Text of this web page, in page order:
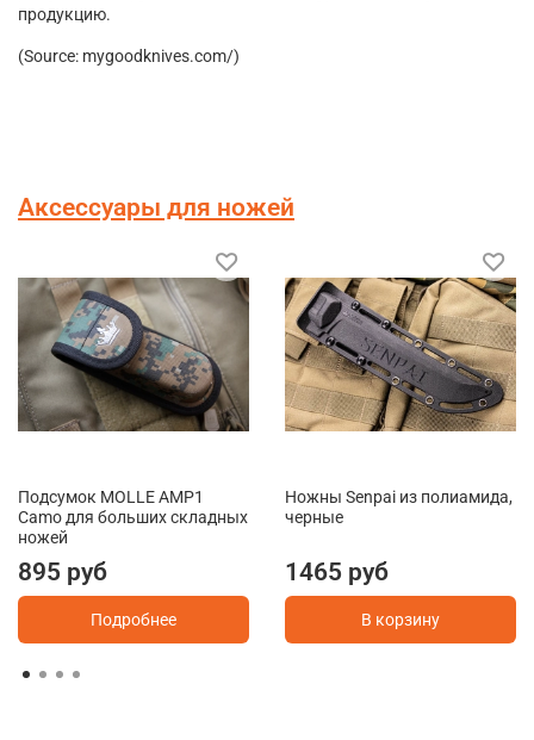
продукцию.
(Source: mygoodknives.com/)
Аксессуары для ножей
Подсумок MOLLE AMP1
Camo для больших складных
ножей
895 руб
Подробнее
Ножны Senpai из полиамида,
черные
1465 руб
В корзину